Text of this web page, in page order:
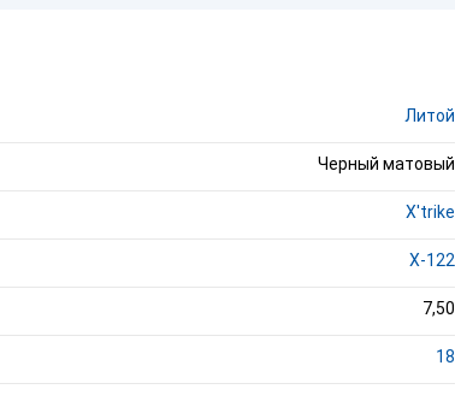
Литой
Черный матовый
X'trike
X-122
7,50
18